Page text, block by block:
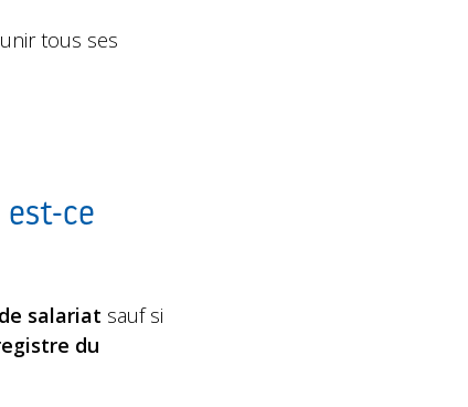
tous ses
est-ce
salariat sauf si
du